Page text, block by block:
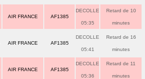
AIR FRANCE AF1385
DECOLLE
05:35
Retard de 10
minutes
AIR FRANCE AF1385
DECOLLE
05:41
Retard de 16
minutes
AIR FRANCE AF1385
DECOLLE
05:36
Retard de 11
minutes